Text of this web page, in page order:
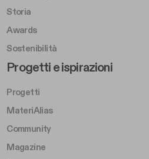
Storia
Awards
Sostenibilità
Footer Left Middle B
Progetti e ispirazioni
Progetti
MateriAlias
Community
Magazine